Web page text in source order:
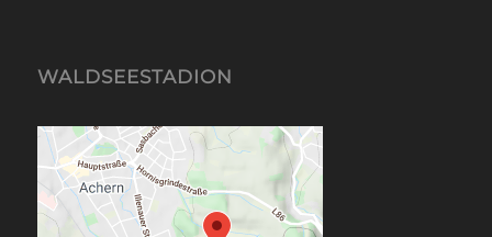
WALDSEESTADION